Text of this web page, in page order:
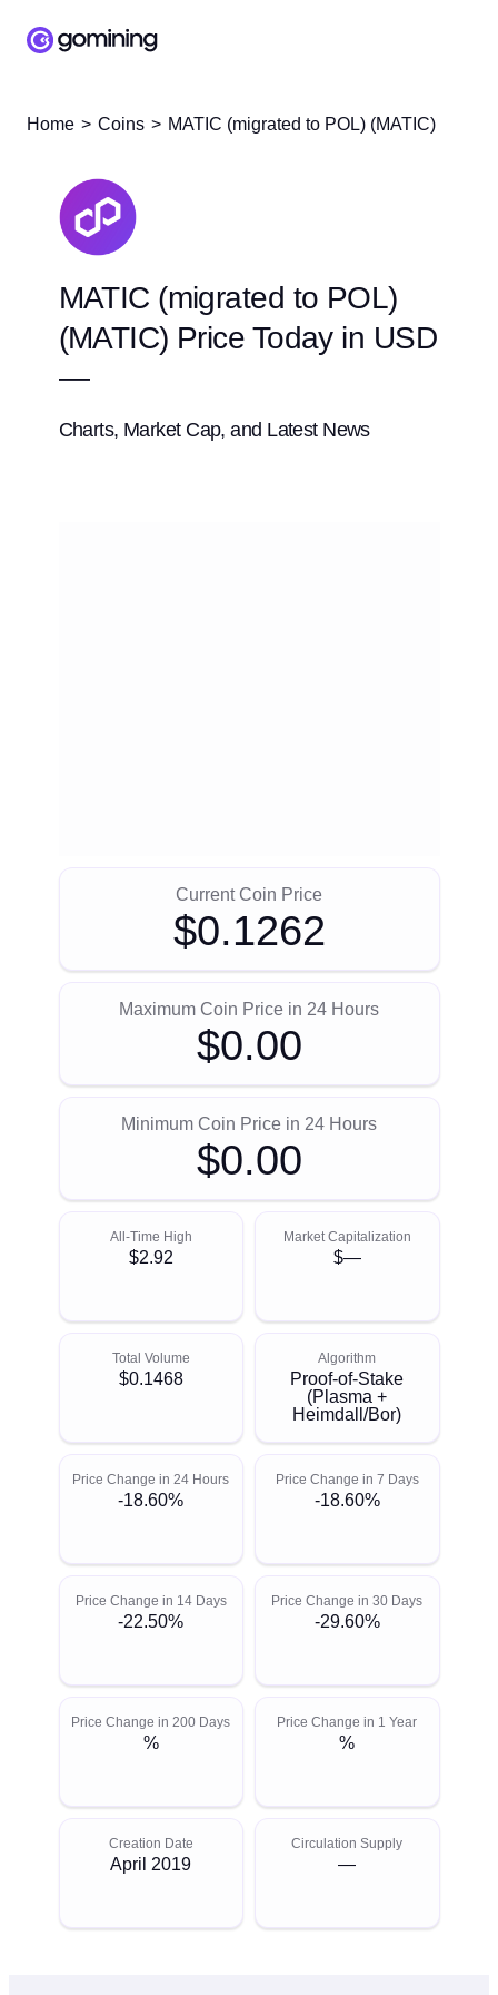
Home Coins MATIC (migrated to POL) (MATIC)
MATIC (migrated to POL)
(MATIC) Price Today in USD
—
Charts, Market Cap, and Latest News
Current Coin Price
$0.1262
Maximum Coin Price in 24 Hours
$0.00
Minimum Coin Price in 24 Hours
$0.00
All-Time High
$2.92
Market Capitalization
$—
Total Volume
$0.1468
Algorithm
Proof-of-Stake
(Plasma +
Heimdall/Bor)
Price Change in 24 Hours
-18.60%
Price Change in 7 Days
-18.60%
Price Change in 14 Days
-22.50%
Price Change in 30 Days
-29.60%
Price Change in 200 Days
%
Price Change in 1 Year
%
Creation Date
April 2019
Circulation Supply
—